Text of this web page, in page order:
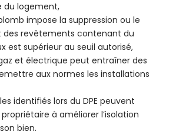
du logement,
impose la suppression ou le
revêtements contenant du
est supérieur au seuil autorisé,
et électrique peut entraîner des
aux normes les installations
identifiés lors du DPE peuvent
à améliorer l’isolation
bien.